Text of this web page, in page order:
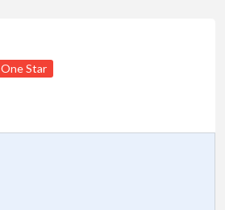
One Star